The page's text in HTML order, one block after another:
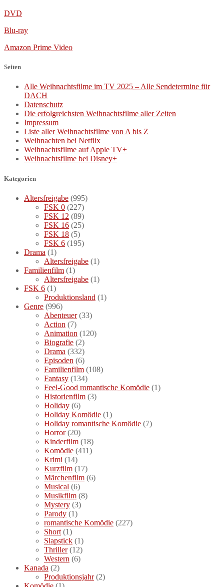
DVD
Blu-ray
Amazon Prime Video
Seiten
Alle Weihnachtsfilme im TV 2025 – Alle Sendetermine für
DACH
Datenschutz
Die erfolgreichsten Weihnachtsfilme aller Zeiten
Impressum
Liste aller Weihnachtsfilme von A bis Z
Weihnachten bei Netflix
Weihnachtsfilme auf Apple TV+
Weihnachtsfilme bei Disney+
Kategorien
Altersfreigabe (995)
FSK 0 (227)
FSK 12 (89)
FSK 16 (25)
FSK 18 (5)
FSK 6 (195)
Drama (1)
Altersfreigabe (1)
Familienfilm (1)
Altersfreigabe (1)
FSK 6 (1)
Produktionsland (1)
Genre (996)
Abenteuer(33)
Action (7)
Animation (120)
Biografie (2)
Drama (332)
Episoden (6)
Familienfilm (108)
Fantasy (134)
Feel-Good romantische Komödie (1)
Historienfilm (3)
Holiday (6)
Holiday Komödie (1)
Holiday romantische Komödie (7)
Horror(20)
Kinderfilm (18)
Komödie (411)
Krimi (14)
Kurzfilm (17)
Märchenfilm (6)
Musical (6)
Musikfilm (8)
Mystery (3)
Parody (1)
romantische Komödie (227)
Short (1)
Slapstick (1)
Thriller(12)
Western (6)
Kanada (2)
Produktionsjahr(2)